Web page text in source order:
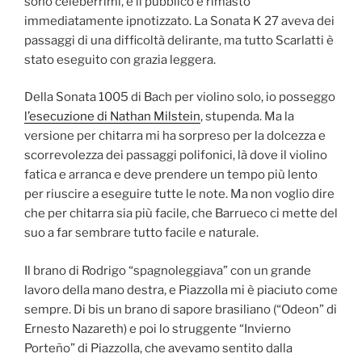
immediatamente ipnotizzato. La Sonata K 27 aveva dei
passaggi di una difficoltà delirante, ma tutto Scarlatti è
stato eseguito con grazia leggera.
Della Sonata 1005 di Bach per violino solo, io posseggo
l’esecuzione di Nathan Milstein, stupenda. Ma la
versione per chitarra mi ha sorpreso per la dolcezza e
scorrevolezza dei passaggi polifonici, là dove il violino
fatica e arranca e deve prendere un tempo più lento
per riuscire a eseguire tutte le note. Ma non voglio dire
che per chitarra sia più facile, che Barrueco ci mette del
suo a far sembrare tutto facile e naturale.
Il brano di Rodrigo “spagnoleggiava” con un grande
lavoro della mano destra, e Piazzolla mi è piaciuto come
sempre. Di bis un brano di sapore brasiliano (“Odeon” di
Ernesto Nazareth) e poi lo struggente “Invierno
Porteño” di Piazzolla, che avevamo sentito dalla